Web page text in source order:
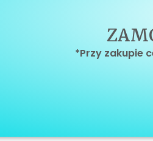
*Przy zakupie